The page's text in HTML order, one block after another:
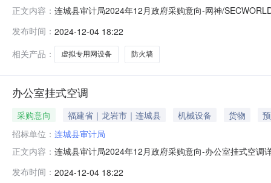
正文内容： 连城县审计局2024年12月政府采购意向-网神/
况：采购内容:防火墙采购数量:1.0000台主要功能或目标
发布时间： 2024-12-04 18:22
相关产品：
虚拟专用网设备 防火墙
办公室挂式空调
采购意向 福建省｜龙岩市｜连城县 机械设备 货物
招标单位： 连城县审计局
正文内容： 连城县审计局2024年12月政府采购意向-办公室挂式空调
12备注：无本次公开的采购意向是本单位政府采购工作
发布时间： 2024-12-04 18:22